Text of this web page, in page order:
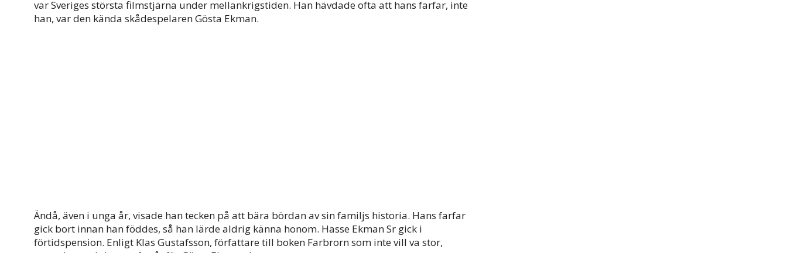
var Sveriges största filmstjärna under mellankrigstiden. Han hävdade ofta att hans farfar, inte
han, var den kända skådespelaren Gösta Ekman.
Ändå, även i unga år, visade han tecken på att bära bördan av sin familjs historia. Hans farfar
gick bort innan han föddes, så han lärde aldrig känna honom. Hasse Ekman Sr gick i
förtidspension. Enligt Klas Gustafsson, författare till boken Farbrorn som inte vill va stor,